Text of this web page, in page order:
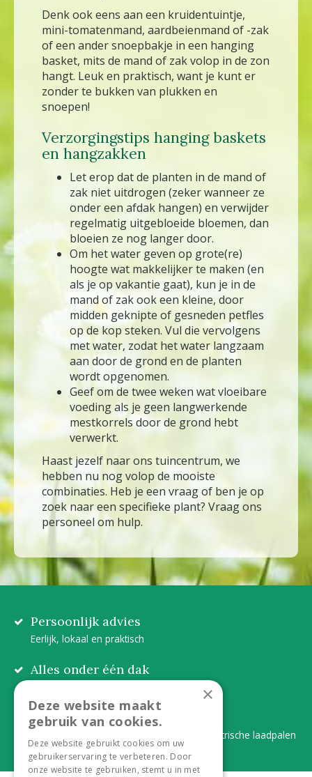
Denk ook eens aan een kruidentuintje,
mini-tomatenmand, aardbeienmand of -zak
of een ander snoepbakje in een hanging
basket, mits de mand of zak volop in de zon
hangt. Leuk en praktisch, want je kunt er
zonder te bukken van plukken en
snoepen!
Verzorgingstips hanging baskets
en hangzakken
Let erop dat de planten in de mand of
zak niet uitdrogen (zeker wanneer ze
onder een afdak hangen) en verwijder
regelmatig uitgebloeide bloemen, dan
bloeien ze nog langer door.
Om het water geven op grote(re)
hoogte wat makkelijker te maken (en
als je op vakantie gaat), kun je in de
mand of zak ook een kleine, door
midden geknipte of gesneden petfles
op de kop steken. Vul die vervolgens
met water, zodat het water langzaam
aan door de grond en de planten
wordt opgenomen.
Geef om de twee weken wat vloeibare
voeding als je geen langwerkende
mestkorrels door de grond hebt
verwerkt.
Haast jezelf naar ons tuincentrum, we
hebben nu nog volop de mooiste
combinaties. Heb je een vraag of ben je op
zoek naar een specifieke plant? Vraag ons
personeel om hulp.
Persoonlijk advies
Eerlijk, lokaal en praktisch
Alles onder één dak
Duurzaam en dorpsgemak
Lever je statiegeldflessen bij ons in én elektrische laadpalen
×
Deze website maakt
gebruik van cookies.
Deze website gebruikt cookies om uw
gebruikerservaring te verbeteren. Door
onze website te gebruiken, stemt u in met